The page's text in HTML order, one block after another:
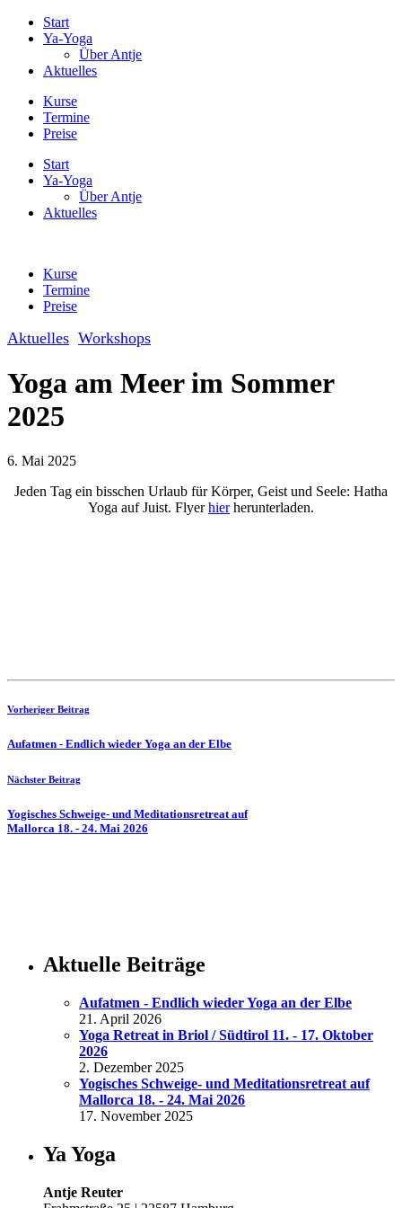
Start
Ya-Yoga
Über Antje
Aktuelles
Kurse
Termine
Preise
Start
Ya-Yoga
Über Antje
Aktuelles
Kurse
Termine
Preise
Aktuelles Workshops
Yoga am Meer im Sommer
2025
6. Mai 2025
Jeden Tag ein bisschen Urlaub für Körper, Geist und Seele: Hatha
Yoga auf Juist. Flyerhierherunterladen.
Vorheriger Beitrag
Aufatmen - Endlich wieder Yoga an der Elbe
Nächster Beitrag
Yogisches Schweige- und Meditationsretreat auf
Mallorca 18. - 24. Mai 2026
Aktuelle Beiträge
Aufatmen - Endlich wieder Yoga an der Elbe
21. April 2026
Yoga Retreat in Briol / Südtirol 11. - 17. Oktober
2026
2. Dezember 2025
Yogisches Schweige- und Meditationsretreat auf
Mallorca 18. - 24. Mai 2026
17. November 2025
Ya Yoga
Antje Reuter